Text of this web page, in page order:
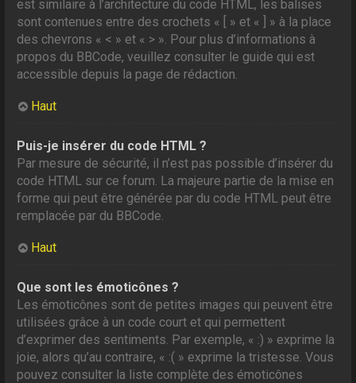
est similaire à l’architecture du code HTML, les balises
sont contenues entre des crochets « [ » et « ] » à la place
des chevrons « < » et « > ». Pour plus d’informations à
propos du BBCode, veuillez consulter le guide qui est
accessible depuis la page de rédaction.
Haut
Puis-je insérer du code HTML ?
Par mesure de sécurité, il n’est pas possible d’insérer du
code HTML sur ce forum. La majeure partie de la mise en
forme qui peut être générée par du code HTML peut être
remplacée par du BBCode.
Haut
Que sont les émoticônes ?
Les émoticônes sont de petites images qui peuvent être
utilisées grâce à un code court et qui permettent
d’exprimer des sentiments. Par exemple, « :) » exprime la
joie, alors qu’au contraire, « :( » exprime la tristesse. Vous
pouvez consulter la liste complète des émoticônes